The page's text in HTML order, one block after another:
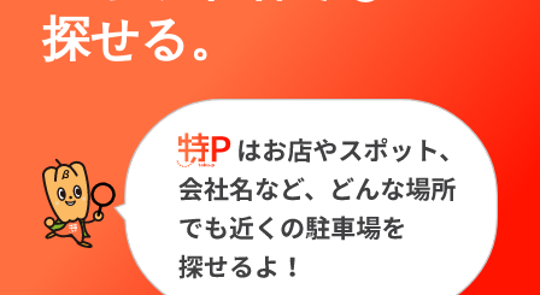
探せる。